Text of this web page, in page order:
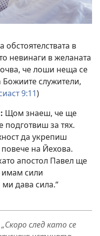
обстоятелствата в
невинаги в желаната
че лоши неща се
Божиите служители,
9:11)
Щом знаеш, че ще
за тях.
да укрепиш
на Йехова.
апостол Павел ще
сили
дава сила.“
„Скоро след като се